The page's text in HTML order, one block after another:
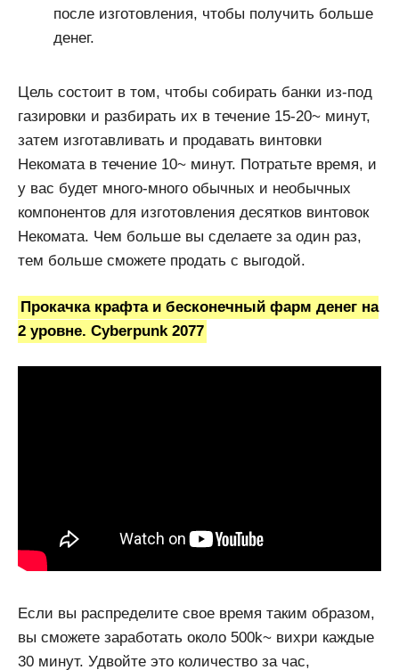
после изготовления, чтобы получить больше
денег.
Цель состоит в том, чтобы собирать банки из-под
газировки и разбирать их в течение 15-20~ минут,
затем изготавливать и продавать винтовки
Некомата в течение 10~ минут. Потратьте время, и
у вас будет много-много обычных и необычных
компонентов для изготовления десятков винтовок
Некомата. Чем больше вы сделаете за один раз,
тем больше сможете продать с выгодой.
Прокачка крафта и бесконечный фарм денег на
2 уровне. Cyberpunk 2077
Если вы распределите свое время таким образом,
вы сможете заработать около 500k~ вихри каждые
30 минут. Удвойте это количество за час,